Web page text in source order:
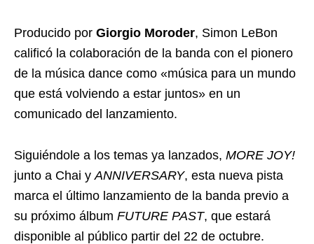
Producido por Giorgio Moroder, Simon LeBon
calificó la colaboración de la banda con el pionero
de la música dance como «música para un mundo
que está volviendo a estar juntos» en un
comunicado del lanzamiento.
Siguiéndole a los temas ya lanzados, MORE JOY!
junto a Chai yANNIVERSARY, esta nueva pista
marca el último lanzamiento de la banda previo a
su próximo álbum FUTURE PAST, que estará
disponible al público partir del 22 de octubre.